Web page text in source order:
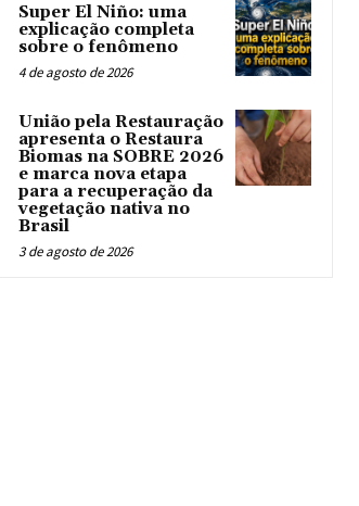
Super El Niño: uma
explicação completa
sobre o fenômeno
4 de agosto de 2026
União pela Restauração
apresenta o Restaura
Biomas na SOBRE 2026
e marca nova etapa
para a recuperação da
vegetação nativa no
Brasil
3 de agosto de 2026